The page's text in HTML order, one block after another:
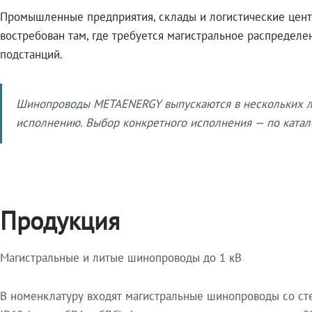
Промышленные предприятия, склады и логистические
востребован там, где требуется магистральное
подстанций.
Шинопроводы METAENERGY выпускаются в
исполнению. Выбор конкретного исполнения — по
Продукция
Магистральные и литые шинопроводы до 1 кВ
В номенклатуру входят магистральные шинопроводы